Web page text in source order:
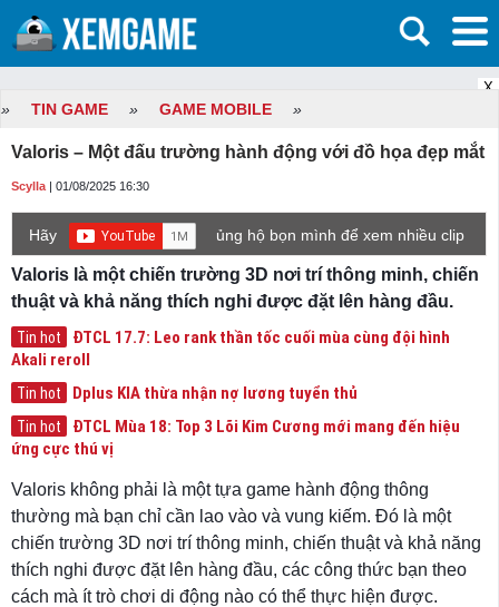
X
» TIN GAME » GAME MOBILE »
Valoris – Một đấu trường hành động với đồ họa đẹp mắt
Scylla | 01/08/2025 16:30
Hãy
ủng hộ bọn mình để xem nhiều clip
game mới hơn nhé!
Valoris là một chiến trường 3D nơi trí thông minh, chiến
thuật và khả năng thích nghi được đặt lên hàng đầu.
Tin hot
ĐTCL 17.7: Leo rank thần tốc cuối mùa cùng đội hình
Akali reroll
Tin hot Dplus KIA thừa nhận nợ lương tuyển thủ
Tin hot
ĐTCL Mùa 18: Top 3 Lõi Kim Cương mới mang đến hiệu
ứng cực thú vị
Valoris không phải là một tựa game hành động thông
thường mà bạn chỉ cần lao vào và vung kiếm. Đó là một
chiến trường 3D nơi trí thông minh, chiến thuật và khả năng
thích nghi được đặt lên hàng đầu, các công thức bạn theo
cách mà ít trò chơi di động nào có thể thực hiện được.